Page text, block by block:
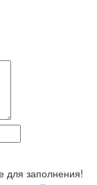
для заполнения!